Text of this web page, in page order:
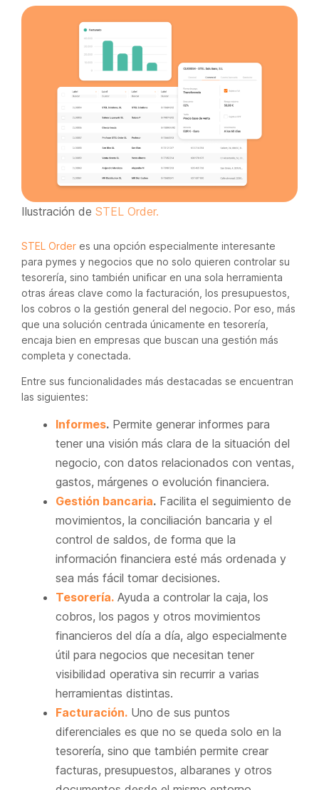
Ilustración de STEL Order.
STEL Order es una opción especialmente interesante
para pymes y negocios que no solo quieren controlar su
tesorería, sino también unificar en una sola herramienta
otras áreas clave como la facturación, los presupuestos,
los cobros o la gestión general del negocio. Por eso, más
que una solución centrada únicamente en tesorería,
encaja bien en empresas que buscan una gestión más
completa y conectada.
Entre sus funcionalidades más destacadas se encuentran
las siguientes:
Informes. Permite generar informes para
tener una visión más clara de la situación del
negocio, con datos relacionados con ventas,
gastos, márgenes o evolución financiera.
Gestión bancaria. Facilita el seguimiento de
movimientos, la conciliación bancaria y el
control de saldos, de forma que la
información financiera esté más ordenada y
sea más fácil tomar decisiones.
Tesorería. Ayuda a controlar la caja, los
cobros, los pagos y otros movimientos
financieros del día a día, algo especialmente
útil para negocios que necesitan tener
visibilidad operativa sin recurrir a varias
herramientas distintas.
Facturación. Uno de sus puntos
diferenciales es que no se queda solo en la
tesorería, sino que también permite crear
facturas, presupuestos, albaranes y otros